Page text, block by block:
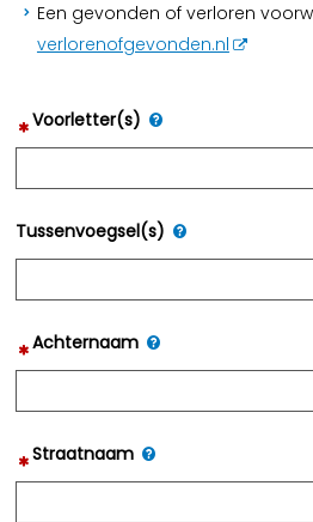
Een gevonden of verloren
verlorenofgevonden.nl
Voorletter(s)
Tussenvoegsel(s)
Achternaam
Straatnaam